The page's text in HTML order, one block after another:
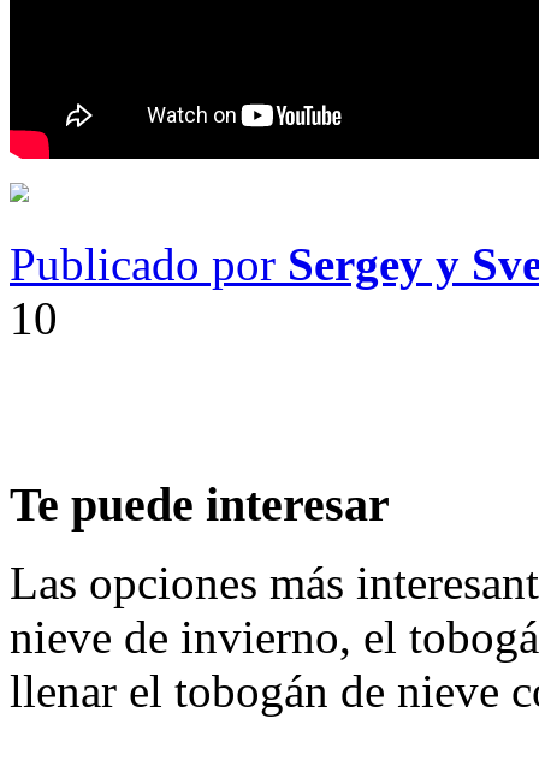
Publicado por Sergey y
10
Te puede interesar
Las opciones más
nieve de invierno, el
llenar el tobogán de nieve